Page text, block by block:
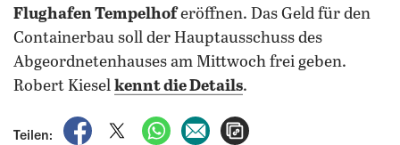
Flughafen Tempelhoferöffnen. Das Geld für den
Containerbau soll der Hauptausschuss des
Abgeordnetenhauses am Mittwoch frei geben.
Robert Kiesel kennt die Details.
Teilen:
auf Facebook teilen
auf X teilenper WhatsApp teilen
per E-Mail teilen